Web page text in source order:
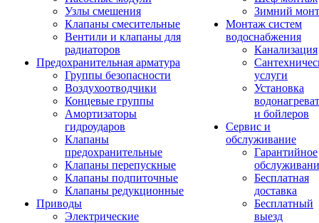
Узлы смешения
Клапаны смесительные
Вентили и клапаны для
радиаторов
Предохранительная арматура
Группы безопасности
Воздухоотводчики
Концевые группы
Амортизаторы
гидроударов
Клапаны
предохранительные
Клапаны перепускные
Клапаны подпиточные
Клапаны редукционные
Приводы
Электрические
Зимний
Монтаж систем
водоснабжения
Канализация
услуги
Установка
и бойлеров
Сервис и
обслуживание
Гарантийное
Бесплатная
доставка
Бесплатный
выезд